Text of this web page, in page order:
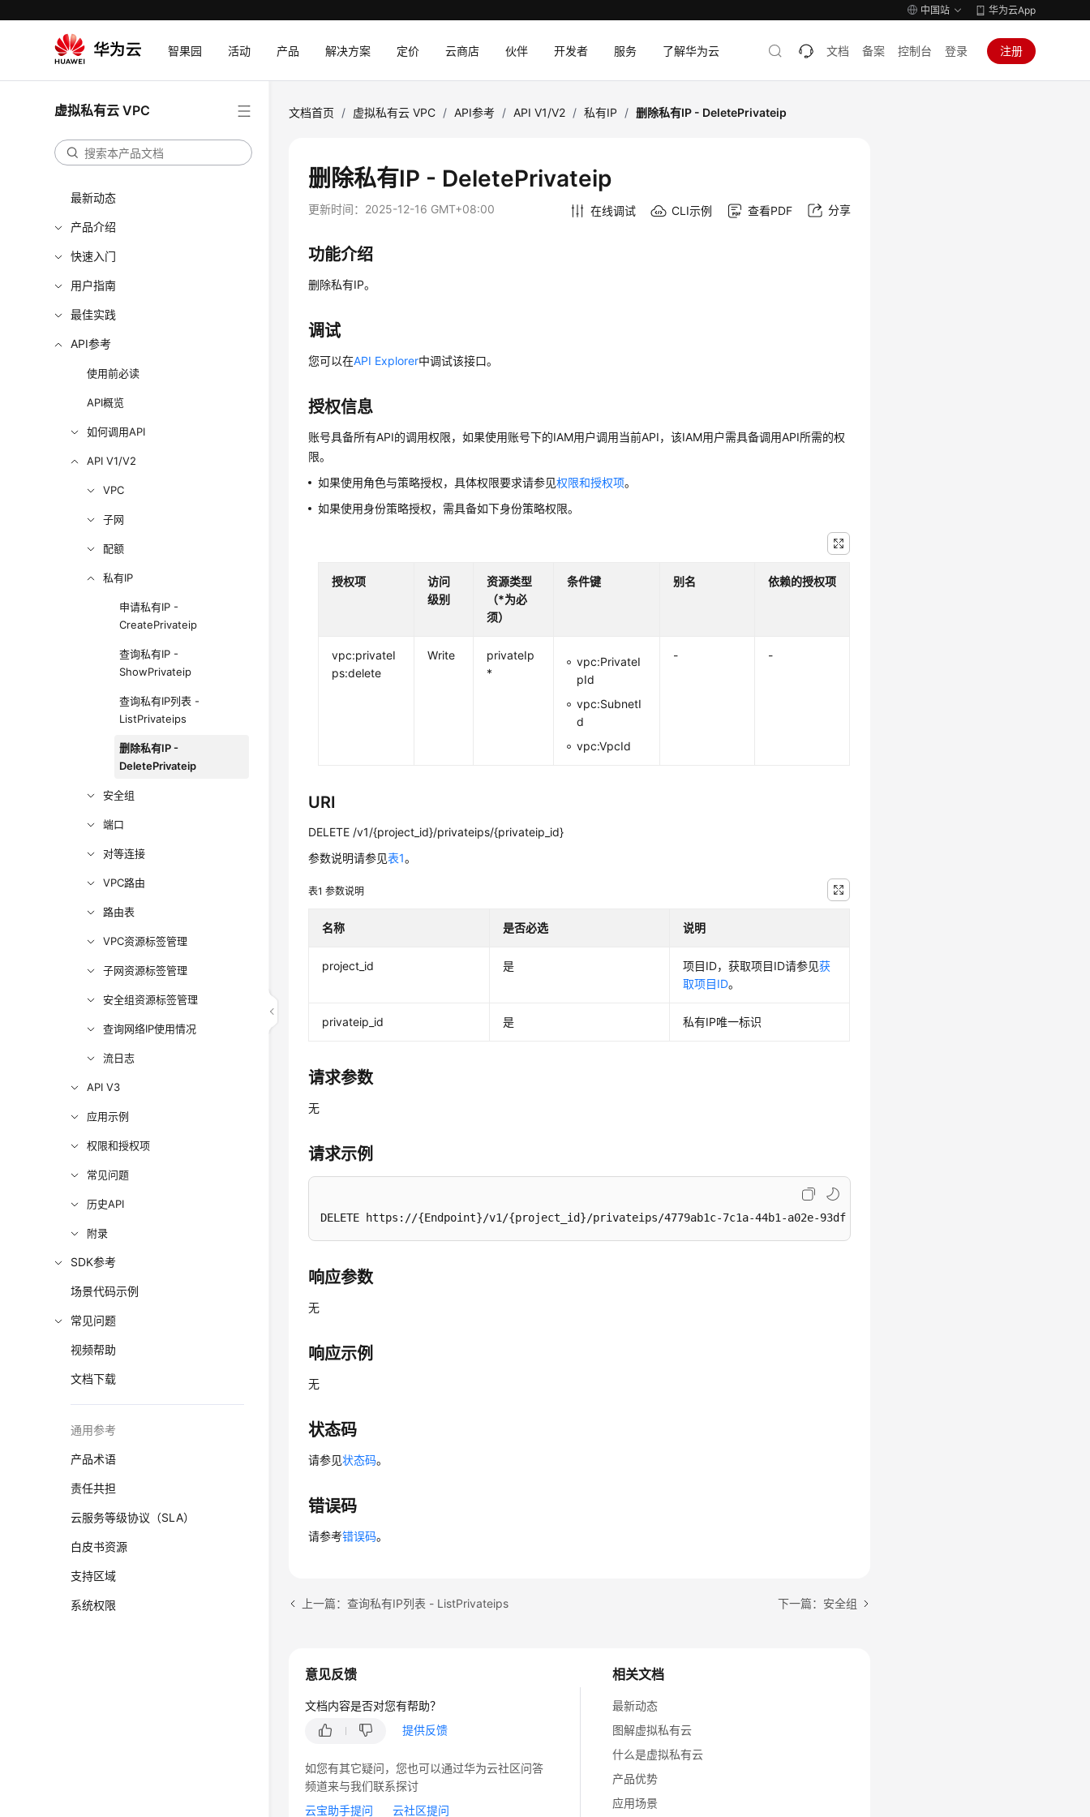
中国站 华为云App
智果园 活动 产品 解决方案 定价 云商店 伙伴 开发者 服务 了解华为云 文档 备案 控制台 登录 注册
虚拟私有云 VPC
最新动态
产品介绍
快速入门
用户指南
最佳实践
API参考
使用前必读
API概览
如何调用API
API V1/V2
VPC
子网
配额
私有IP
申请私有IP -
CreatePrivateip
查询私有IP -
ShowPrivateip
查询私有IP列表 -
ListPrivateips
删除私有IP -
DeletePrivateip
安全组
端口
对等连接
VPC路由
路由表
VPC资源标签管理
子网资源标签管理
安全组资源标签管理
查询网络IP使用情况
流日志
API V3
应用示例
权限和授权项
常见问题
历史API
附录
SDK参考
场景代码示例
常见问题
视频帮助
文档下载
通用参考
产品术语
责任共担
云服务等级协议（SLA）
白皮书资源
支持区域
系统权限
文档首页 / 虚拟私有云 VPC / API参考 / API V1/V2 / 私有IP / 删除私有IP - DeletePrivateip
删除私有IP - DeletePrivateip
更新时间： 2025-12-16 GMT+08:00 在线调试 CLI示例 查看PDF 分享
功能介绍
删除私有IP。
调试
您可以在API Explorer中调试该接口。
授权信息
账号具备所有API的调用权限，如果使用账号下的IAM用户调用当前API，该IAM用户需具备调用API所需的权
限。
如果使用角色与策略授权，具体权限要求请参见权限和授权项。
如果使用身份策略授权，需具备如下身份策略权限。
授权项
访问
级别
资源类型
（*为必
须）
条件键 别名 依赖的授权项
vpc:privateI
ps:delete
Write
privateIp
*
vpc:PrivateI
pId
vpc:SubnetI
d
vpc:VpcId
- -
URI
DELETE /v1/{project_id}/privateips/{privateip_id}
参数说明请参见表1。
表1参数说明
名称 是否必选 说明
project_id 是 项目ID，获取项目ID请参见获
取项目ID。
privateip_id 是 私有IP唯一标识
请求参数
无
请求示例
DELETE https://{Endpoint}/v1/{project_id}/privateips/4779ab1c-7c1a-44b1-a02e-93dfc361b32d
响应参数
无
响应示例
无
状态码
请参见状态码。
错误码
请参考错误码。
上一篇：查询私有IP列表 - ListPrivateips 下一篇：安全组
相关文档
最新动态
图解虚拟私有云
什么是虚拟私有云
产品优势
应用场景
意见反馈
文档内容是否对您有帮助？
提供反馈
如您有其它疑问，您也可以通过华为云社区问答
频道来与我们联系探讨
云宝助手提问
云社区提问